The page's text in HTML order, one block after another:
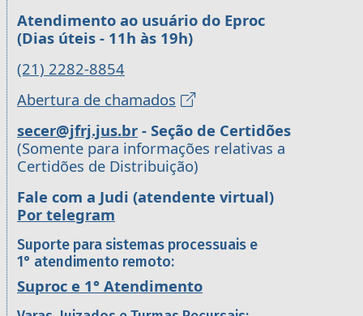
Atendimento ao usuário do Eproc
(Dias úteis - 11h às 19h)
(21) 2282-8854
Abertura de chamados
secer@jfrj.jus.br - Seção de Certidões
(Somente para informações relativas a
Certidões de Distribuição)
Fale com a Judi (atendente virtual)
Por telegram
Suporte para sistemas processuais e
1° atendimento remoto:
Suproc e 1° Atendimento